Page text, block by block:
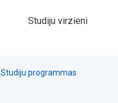
Studiju virzieni
Studiju programmas